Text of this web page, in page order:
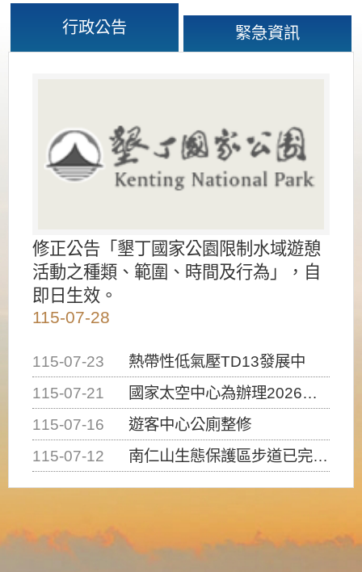
行政公告 緊急資訊
修正公告「墾丁國家公園限制水域遊憩
活動之種類、範圍、時間及行為」，自
即日生效。
115-07-28
115-07-23
熱帶性低氣壓TD13發展中
115-07-21
國家太空中心為辦理2026台灣盃火箭競賽，陸、海、空域警戒及協調相關事宜，因颱風備案事宜
115-07-16
遊客中心公廁整修
115-07-12
南仁山生態保護區步道已完成修復，自115年7月13日（星期一）起恢復開放入園，歡迎民眾依規定申請入園....